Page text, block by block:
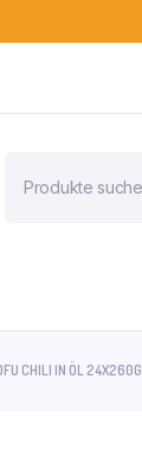
search
CHILI IN ÖL 24X260G